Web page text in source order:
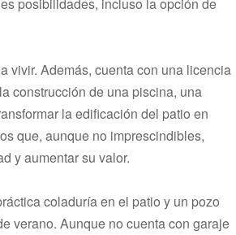
vivir. Además, cuenta con una licencia
construcción de una piscina, una
la edificación del patio en
que, aunque no imprescindibles,
y aumentar su valor.
coladuría en el patio y un pozo
verano. Aunque no cuenta con garaje